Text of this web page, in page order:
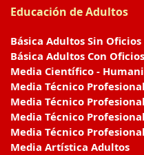
Educación de Adultos
Básica Adultos Sin Oficios
Básica Adultos Con Oficios
Media Científico -
Media Técnico
Media Técnico
Media Técnico
Media Técnico
Media Artística Adultos